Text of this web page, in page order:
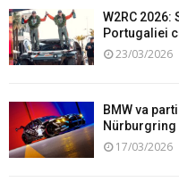
W2RC 2026:
Portugaliei
23/03/2026
BMW va
Nürburgring
17/03/2026